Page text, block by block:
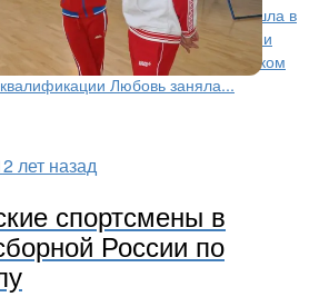
Любовь Никитина вышла в
чемпиона Мира по фристайлу и
в эти дни проходит в австрийском
Любовь заняла...
лет назад
спортсмены в
России по